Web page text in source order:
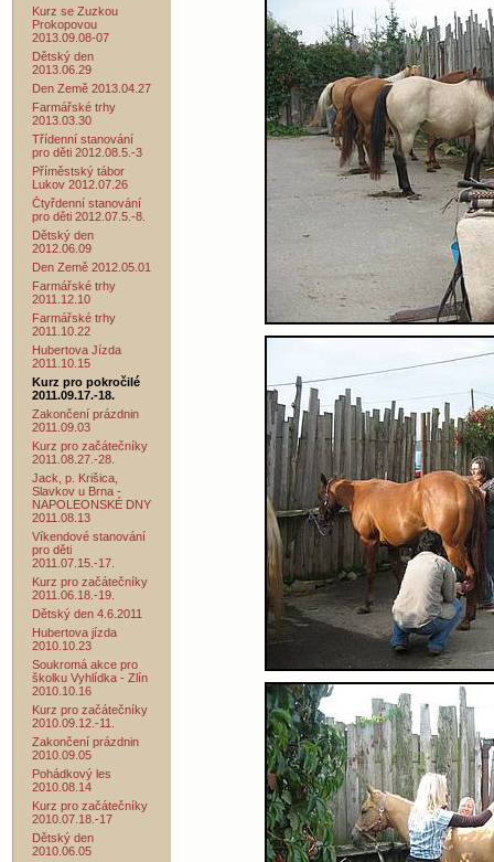
Kurz se Zuzkou
Prokopovou
2013.09.08-07
Dětský den
2013.06.29
Den Země 2013.04.27
Farmářské trhy
2013.03.30
Třídenní stanování
pro děti 2012.08.5.-3
Příměstský tábor
Lukov 2012.07.26
Čtyřdenní stanování
pro děti 2012.07.5.-8.
Dětský den
2012.06.09
Den Země 2012.05.01
Farmářské trhy
2011.12.10
Farmářské trhy
2011.10.22
Hubertova Jízda
2011.10.15
Kurz pro pokročilé
2011.09.17.-18.
Zakončení prázdnin
2011.09.03
Kurz pro začátečníky
2011.08.27.-28.
Jack, p. Krišica,
Slavkov u Brna -
NAPOLEONSKÉ DNY
2011.08.13
Víkendové stanování
pro děti
2011.07.15.-17.
Kurz pro začátečníky
2011.06.18.-19.
Dětský den 4.6.2011
Hubertova jízda
2010.10.23
Soukromá akce pro
školku Vyhlídka - Zlín
2010.10.16
Kurz pro začátečníky
2010.09.12.-11.
Zakončení prázdnin
2010.09.05
Pohádkový les
2010.08.14
Kurz pro začátečníky
2010.07.18.-17
Dětský den
2010.06.05